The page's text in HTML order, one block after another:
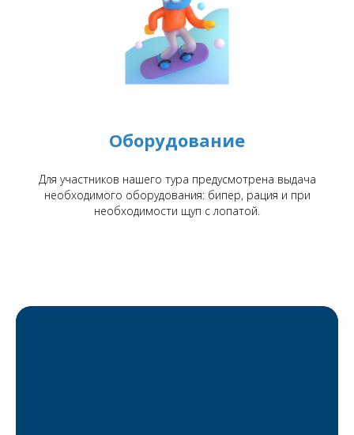
Оборудование
Для участников нашего тура предусмотрена выдача
необходимого оборудования: бипер, рация и при
необходимости щуп с лопатой.